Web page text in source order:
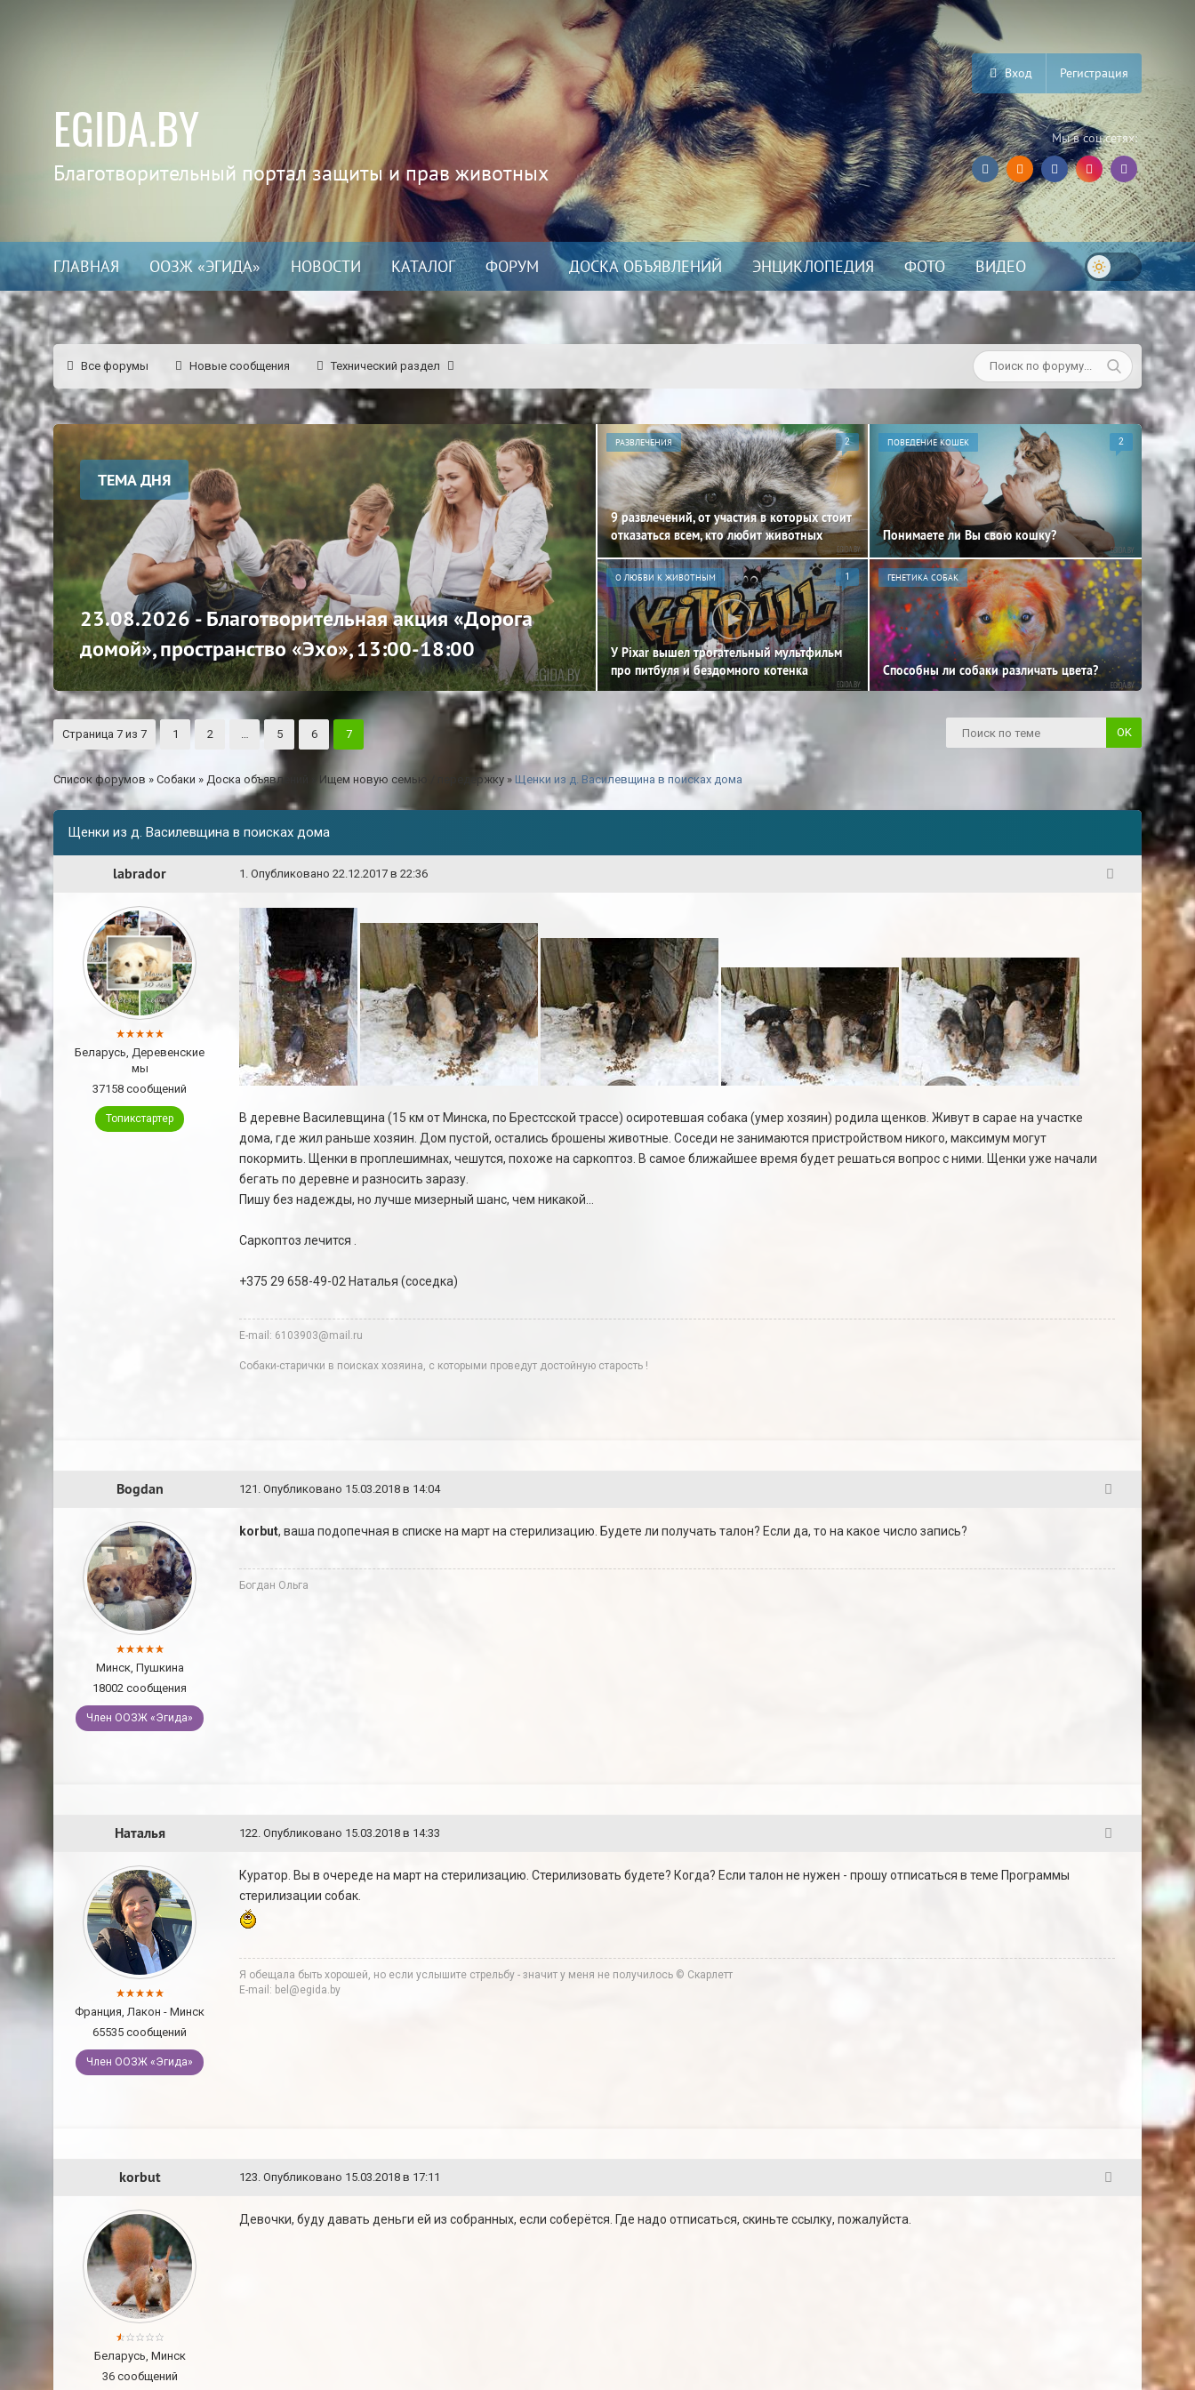
EGIDA.BY
Благотворительный портал защиты и прав животных
Вход Регистрация
Мы в соц.сетях:
ГЛАВНАЯ ООЗЖ «ЭГИДА» НОВОСТИ КАТАЛОГ ФОРУМ ДОСКА ОБЪЯВЛЕНИЙ ЭНЦИКЛОПЕДИЯ ФОТО ВИДЕО
Все форумы Новые сообщения Технический раздел
ТЕМА ДНЯ
23.08.2026 - Благотворительная акция «Дорога
домой», пространство «Эхо», 13:00-18:00
РАЗВЛЕЧЕНИЯ 2
9 развлечений, от участия в которых стоит
отказаться всем, кто любит животных
ПОВЕДЕНИЕ КОШЕК 2
Понимаете ли Вы свою кошку?
О ЛЮБВИ К ЖИВОТНЫМ 1
У Pixar вышел трогательный мультфильм
про питбуля и бездомного котенка
ГЕНЕТИКА СОБАК
Способны ли собаки различать цвета?
Страница 7 из 7 1 2 … 5 6 7
Список форумов » Собаки » Доска объявлений Ищем новую семью / передержку » Щенки из д. Василевщина в поисках дома
Щенки из д. Василевщина в поисках дома
labrador 1 . Опубликовано 22.12.2017 в 22:36
Беларусь, Деревенские
мы
37158 сообщений
Топикстартер
В деревне Василевщина (15 км от Минска, по Брестсской трассе) осиротевшая собака (умер хозяин) родила щенков. Живут в сарае на участке
дома, где жил раньше хозяин. Дом пустой, остались брошены животные. Соседи не занимаются пристройством никого, максимум могут
покормить. Щенки в проплешимнах, чешутся, похоже на саркоптоз. В самое ближайшее время будет решаться вопрос с ними. Щенки уже начали
бегать по деревне и разносить заразу.
Пишу без надежды, но лучше мизерный шанс, чем никакой...
Саркоптоз лечится .
+375 29 658-49-02 Наталья (соседка)
E-mail: 6103903@mail.ru
Собаки-старички в поисках хозяина, с которыми проведут достойную старость !
Bogdan 121 . Опубликовано 15.03.2018 в 14:04
Минск, Пушкина
18002 сообщения
Член ООЗЖ «Эгида»
korbut, ваша подопечная в списке на март на стерилизацию. Будете ли получать талон? Если да, то на какое число запись?
Богдан Ольга
Наталья 122. Опубликовано 15.03.2018 в 14:33
Франция, Лакон - Минск
65535 сообщений
Член ООЗЖ «Эгида»
Куратор. Вы в очереде на март на стерилизацию. Стерилизовать будете? Когда? Если талон не нужен - прошу отписаться в теме Программы
стерилизации собак.
Я обещала быть хорошей, но если услышите стрельбу - значит у меня не получилось © Скарлетт
E-mail: bel@egida.by
korbut 123. Опубликовано 15.03.2018 в 17:11
Беларусь, Минск
36 сообщений
Девочки, буду давать деньги ей из собранных, если соберётся. Где надо отписаться, скиньте ссылку, пожалуйста.